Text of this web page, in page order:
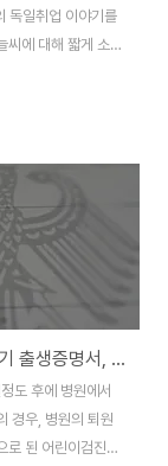
치르고 왔다. 미리
독일취업 이야기를
씨에 대해 짧게 소개
치고, 얼마 전 독일
소에 성공적으로
해하실까봐 적습니
니고, 상담이나 조언
닙니다. 제 경험이
토대로 당사자의 큰
국 모든걸 해내야
늘씨와의 인연이
슈투트가르트에 취
[독일출산]#8. 아기 출생증명서, 연금보험번호 수령하기
도 후에 병원에서
경우, 병원의 퇴원
로 된 어린이검진노